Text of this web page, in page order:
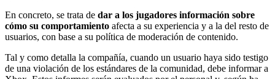
En concreto, se trata de dar a los jugadores información sobre
cómo su comportamiento afecta a su experiencia y a la del resto de
usuarios, con base a su política de moderación de contenido.
Tal y como detalla la compañía, cuando un usuario haya sido testigo
de una violación de los estándares de la comunidad, debe informar a